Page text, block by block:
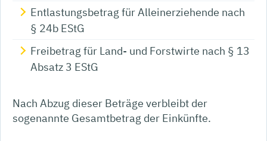
Entlastungsbetrag für Alleinerziehende nach
§ 24b EStG
Freibetrag für Land- und Forstwirte nach § 13
Absatz 3 EStG
Nach Abzug dieser Beträge verbleibt der
sogenannte Gesamtbetrag der Einkünfte.